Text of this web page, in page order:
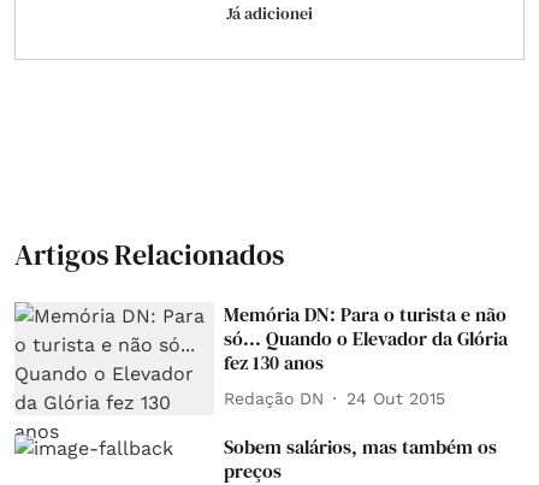
Já adicionei
Artigos Relacionados
Memória DN: Para o turista e não
só... Quando o Elevador da Glória
fez 130 anos
Redação DN 24 Out 2015
Sobem salários, mas também os
preços